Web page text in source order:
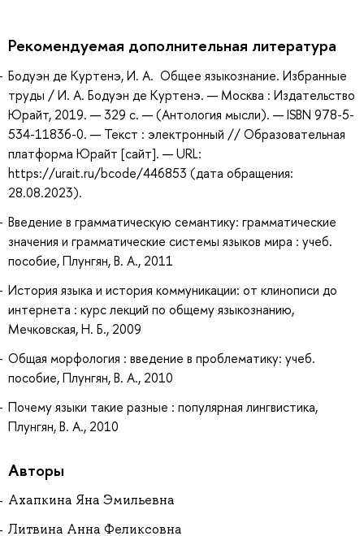
Рекомендуемая дополнительная литература
Бодуэн де Куртенэ, И. А. Общее языкознание. Избранные
труды / И. А. Бодуэн де Куртенэ. — Москва : Издательство
Юрайт, 2019. — 329 с. — (Антология мысли). — ISBN 978-5-
534-11836-0. — Текст : электронный // Образовательная
платформа Юрайт [сайт]. — URL:
https://urait.ru/bcode/446853 (дата обращения:
28.08.2023).
Введение в грамматическую семантику: грамматические
значения и грамматические системы языков мира : учеб.
пособие, Плунгян, В. А., 2011
История языка и история коммуникации: от клинописи до
интернета : курс лекций по общему языкознанию,
Мечковская, Н. Б., 2009
Общая морфология : введение в проблематику: учеб.
пособие, Плунгян, В. А., 2010
Почему языки такие разные : популярная лингвистика,
Плунгян, В. А., 2010
Авторы
Ахапкина Яна Эмильевна
Литвина Анна Феликсовна